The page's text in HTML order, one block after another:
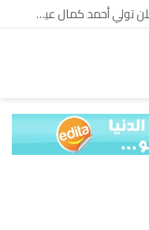
شركة “Scope Developments” تعلن تولي أحمد كمال عيسى منصب الرئيس التنفيذي للقطاع التجاري